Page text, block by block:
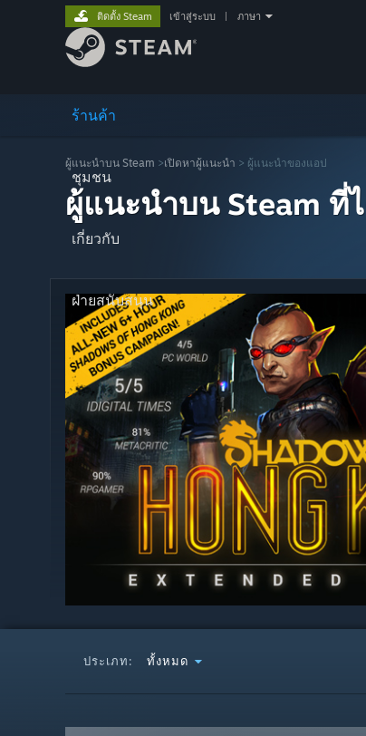
ร้านค้า
ชุมชน
เกี่ยวกับ
ฝ่ายสนับสนุน
ติดตั้ง Steam เข้าสู่ระบบ ภาษา
ผู้แนะนำบน Steam >เปิดหาผู้แนะนำ > ผู้แนะนำของแอป
ผู้แนะนำบน Steam ที่
ประเภท: ทั้งหมด